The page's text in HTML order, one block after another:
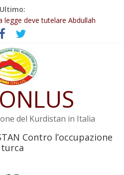
Ultimo:
deve essere trasformata in
legge deve tutelare Abdullah
Şengal è di nuovo sotto minaccia
di Rêber Apo ostacolerebbe
contro i crimini di guerra
del Kurdistan in Italia
Contro l’occupazione
turca